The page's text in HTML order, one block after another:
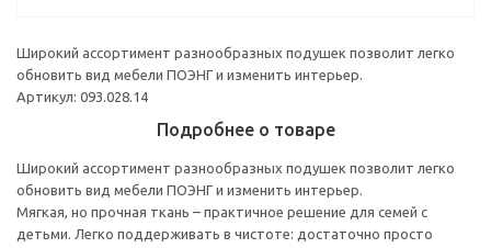
Широкий ассортимент разнообразных подушек позволит легко
обновить вид мебели ПОЭНГ и изменить интерьер.
Артикул: 093.028.14
Подробнее о товаре
Широкий ассортимент разнообразных подушек позволит легко
обновить вид мебели ПОЭНГ и изменить интерьер.
Мягкая, но прочная ткань – практичное решение для семей с
детьми. Легко поддерживать в чистоте: достаточно просто